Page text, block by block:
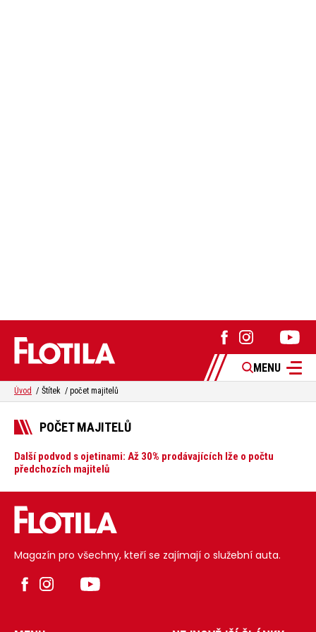
MENU
Úvod Štítek počet majitelů
POČET MAJITELŮ
Další podvod s ojetinami: Až 30% prodávajících lže o počtu
předchozích majitelů
Magazín pro všechny, kteří se zajímají o služební auta.